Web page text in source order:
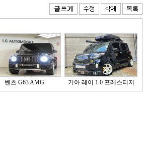
벤츠 G63 AMG 기아 레이 1.0 프레스티지